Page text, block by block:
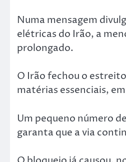
Numa mensagem
elétricas do Irão, a
prolongado.
O Irão fechou o
matérias essenciais,
Um pequeno número
garanta que a via